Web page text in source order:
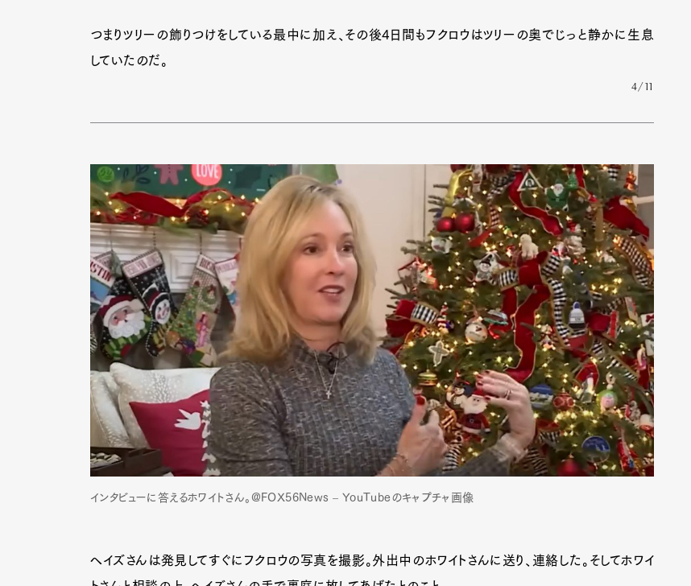
Gourmet
Cars Product
Culture
Pen Meet Pen international Pen tw
つまりツリーの飾りつけをしている最中に加え、その後4日間もフクロウはツリーの奥でじっと静かに生息
していたのだ。
4/11
インタビューに答えるホワイトさん。@FOX56News – YouTubeのキャプチャ画像
ヘイズさんは発見してすぐにフクロウの写真を撮影。外出中のホワイトさんに送り、連絡した。そしてホワイ